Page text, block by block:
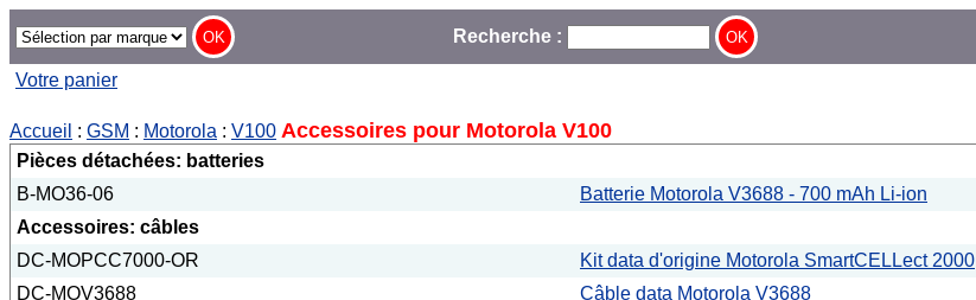
Recherche :
Votre panier
Accueil : GSM : Motorola : V100 Accessoires pour Motorola V100
Pièces détachées: batteries
B-MO36-06
Batterie Motorola V3688 - 700 mAh Li-ion
Accessoires: câbles
DC-MOPCC7000-OR
Kit data d'origine Motorola SmartCELLect 2000
DC-MOV3688
Câble data Motorola V3688